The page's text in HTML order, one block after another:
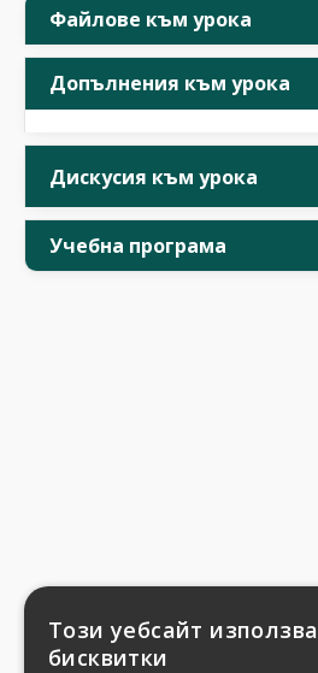
Файлове към урока
Допълнения към урока
Дискусия към урока
Учебна програма
Този уебсайт използва
бисквитки